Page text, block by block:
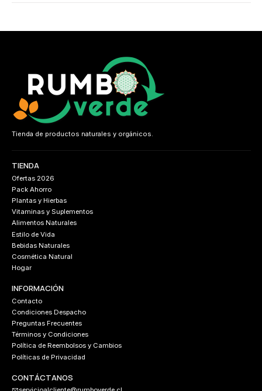
Tienda de productos naturales y orgánicos.
TIENDA
Ofertas 2026
Pack Ahorro
Plantas y Hierbas
Vitaminas y Suplementos
Alimentos Naturales
Estilo de Vida
Bebidas Naturales
Cosmética Natural
Hogar
INFORMACIÓN
Contacto
Condiciones Despacho
Preguntas Frecuentes
Términos y Condiciones
Política de Reembolsos y Cambios
Políticas de Privacidad
CONTÁCTANOS